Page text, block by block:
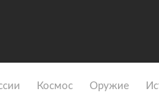
Космос Оружие